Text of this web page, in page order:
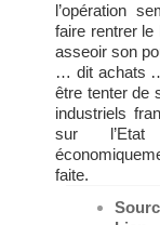
l’opération
faire rentrer
asseoir son
… dit achats
être tenter de
industriels
sur l’Etat
faite.